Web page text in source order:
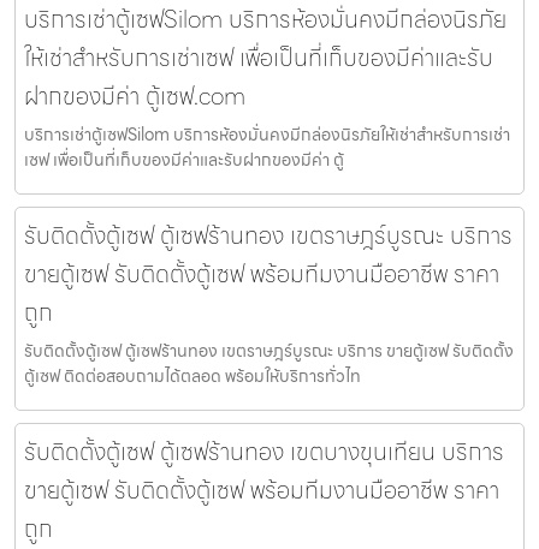
บริการเช่าตู้เซฟSilom บริการห้องมั่นคงมีกล่องนิรภัย
ให้เช่าสำหรับการเช่าเซฟ เพื่อเป็นที่เก็บของมีค่าและรับ
ฝากของมีค่า ตู้เซฟ.com
บริการเช่าตู้เซฟSilom บริการห้องมั่นคงมีกล่องนิรภัยให้เช่าสำหรับการเช่า
เซฟ เพื่อเป็นที่เก็บของมีค่าและรับฝากของมีค่า ตู้
รับติดตั้งตู้เซฟ ตู้เซฟร้านทอง เขตราษฎร์บูรณะ บริการ
ขายตู้เซฟ รับติดตั้งตู้เซฟ พร้อมทีมงานมืออาชีพ ราคา
ถูก
รับติดตั้งตู้เซฟ ตู้เซฟร้านทอง เขตราษฎร์บูรณะ บริการ ขายตู้เซฟ รับติดตั้ง
ตู้เซฟ ติดต่อสอบถามได้ตลอด พร้อมให้บริการทั่วไท
รับติดตั้งตู้เซฟ ตู้เซฟร้านทอง เขตบางขุนเทียน บริการ
ขายตู้เซฟ รับติดตั้งตู้เซฟ พร้อมทีมงานมืออาชีพ ราคา
ถูก